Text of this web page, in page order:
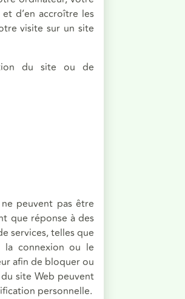
d’en accroître les
visite sur un site
du site ou de
peuvent pas être
que réponse à des
services, telles que
la connexion ou le
afin de bloquer ou
site Web peuvent
personnelle.